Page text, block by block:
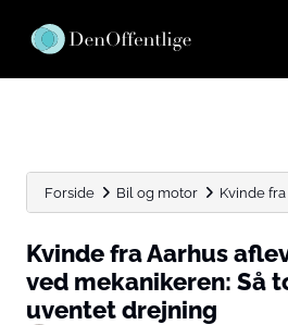
Forside Bil og motor Kvinde
Kvinde fra Aarhus
ved mekanikeren: Så
uventet drejning